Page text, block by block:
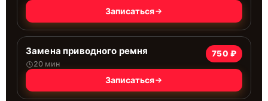
Записаться
Замена приводного ремня
20 мин
750 ₽
Записаться